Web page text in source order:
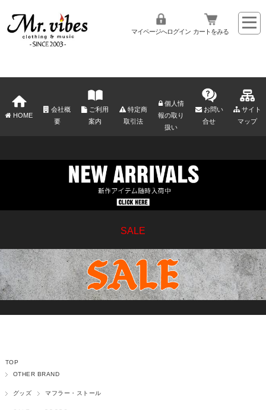
マイページへログイン カートをみる
HOME
会社概
要
ご利用
案内
特定商
取引法
個人情
報の取り
扱い
お問い
合せ
サイト
マップ
SALE
TOP
OTHER BRAND
グッズ マフラー・ストール